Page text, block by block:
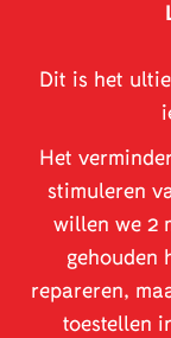
Dit is het
Het
stimuleren
willen we 2
gehouden
repareren,
toestellen